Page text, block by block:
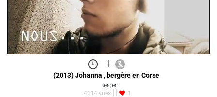
|
(2013) Johanna , bergère en Corse
Berger
4114 vues
1